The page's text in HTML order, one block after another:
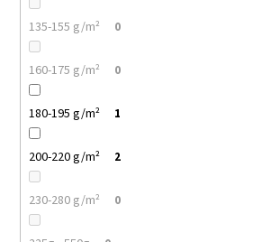
135-155 g/m² 0
160-175 g/m² 0
180-195 g/m² 1
200-220 g/m² 2
230-280 g/m² 0